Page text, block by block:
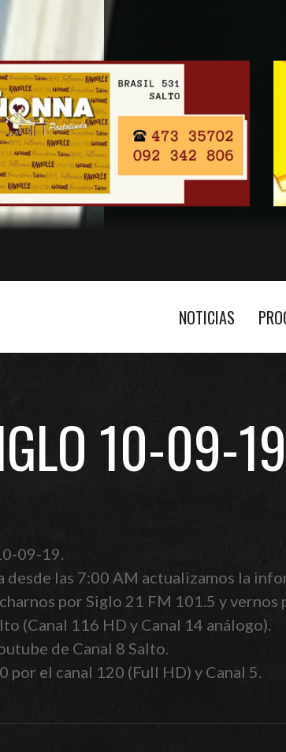
NOTICIAS
10-09-19
09-19.
desde las 7:00 AM actualizamos la
por Siglo 21 FM 101.5 y vernos
(Canal 116 HD y Canal 14 análogo).
de Canal 8 Salto.
el canal 120 (Full HD) y Canal 5.